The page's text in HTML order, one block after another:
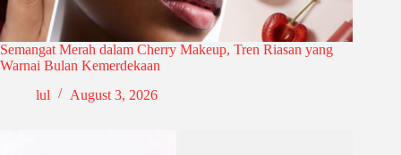
Semangat Merah dalam Cherry Makeup, Tren Riasan yang
Warnai Bulan Kemerdekaan
lul
August 3, 2026